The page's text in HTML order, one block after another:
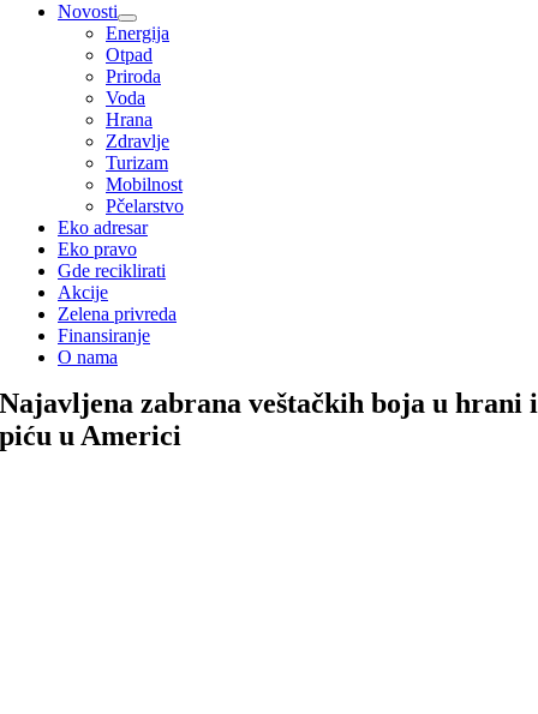
Novosti
Energija
Otpad
Priroda
Voda
Hrana
Zdravlje
Turizam
Mobilnost
Pčelarstvo
Eko adresar
Eko pravo
Gde reciklirati
Akcije
Zelena privreda
Finansiranje
O nama
Najavljena zabrana veštačkih boja u hrani i
piću u Americi